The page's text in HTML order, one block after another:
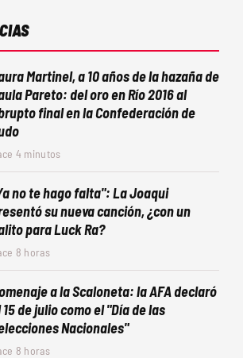
Martinel, a 10 años de la hazaña de
Pareto: del oro en Río 2016 al
final en la Confederación de
4 minutos
no te hago falta": La Joaqui
su nueva canción, ¿con un
para Luck Ra?
8 horas
a la Scaloneta: la AFA declaró
15 de julio como el "Día de las
Nacionales"
8 horas